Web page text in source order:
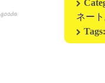
ネート,
Tags: